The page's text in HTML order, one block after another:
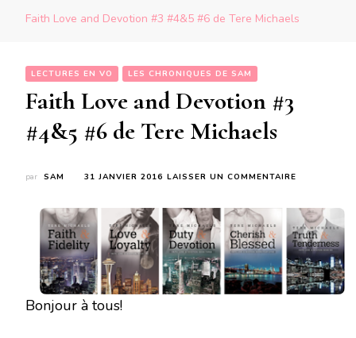
Faith Love and Devotion #3 #4&5 #6 de Tere Michaels
LECTURES EN VO LES CHRONIQUES DE SAM
Faith Love and Devotion #3
#4&5 #6 de Tere Michaels
par SAM 31 JANVIER 2016 LAISSER UN COMMENTAIRE
AND
DEVOTION
#3
#4&5
#6
DE
Bonjour à tous!